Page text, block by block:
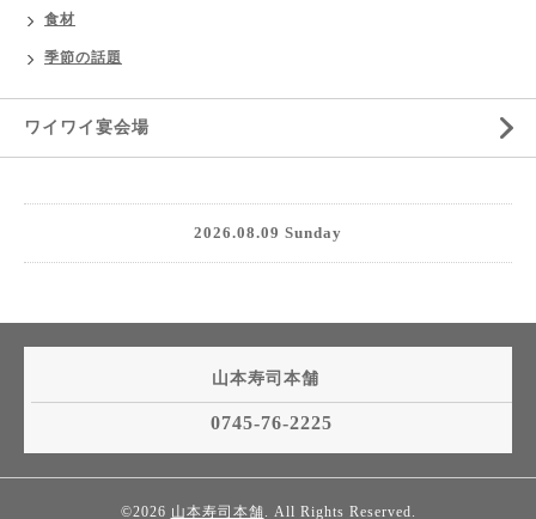
食材
季節の話題
ワイワイ宴会場
2026.08.09 Sunday
山本寿司本舗
0745-76-2225
©2026 山本寿司本舗 . All Rights Reserved.